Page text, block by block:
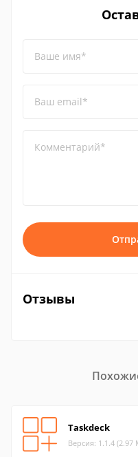
Ваше имя*
Ваш email*
Комментарий*
Отзывы
Taskdeck
Версия: 1.1.4 (2.97